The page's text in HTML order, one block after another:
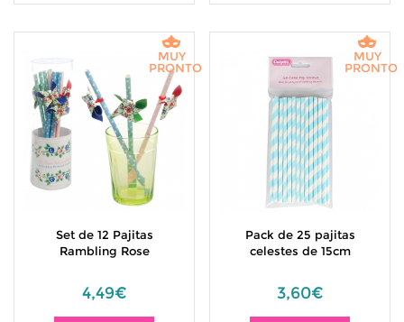
Set de 12 Pajitas
Rambling Rose
4,49€
MUY
PRONTO
Pack de 25 pajitas
celestes de 15cm
3,60€
MUY
PRONTO